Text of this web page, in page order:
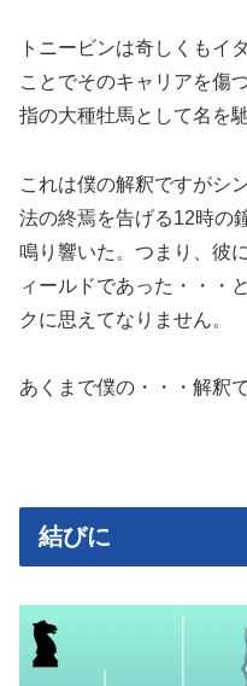
トニービンは奇しくもイ
ことでそのキャリアを傷
指の大種牡馬として名を
これは僕の解釈ですがシ
法の終焉を告げる12時の
鳴り響いた。つまり、彼
ィールドであった・・・
クに思えてなりません。
あくまで僕の・・・解釈
結びに